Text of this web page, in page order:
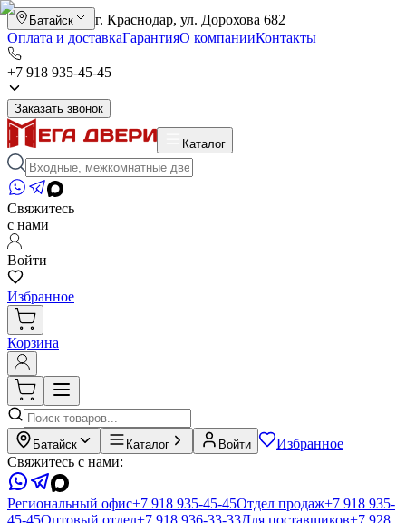
Батайск
г. Краснодар, ул. Дорохова 682
Оплата и доставкаГарантияО компанииКонтакты
+7 918 935-45-45
Заказать звонок
Каталог
Свяжитесь
с нами
Войти
Избранное
Корзина
Батайск Каталог Войти
Избранное
Свяжитесь с нами:
Региональный офис+7 918 935-45-45Отдел продаж+7 918 935-
45-45Оптовый отдел+7 918 936-33-33Для поставщиков+7 928